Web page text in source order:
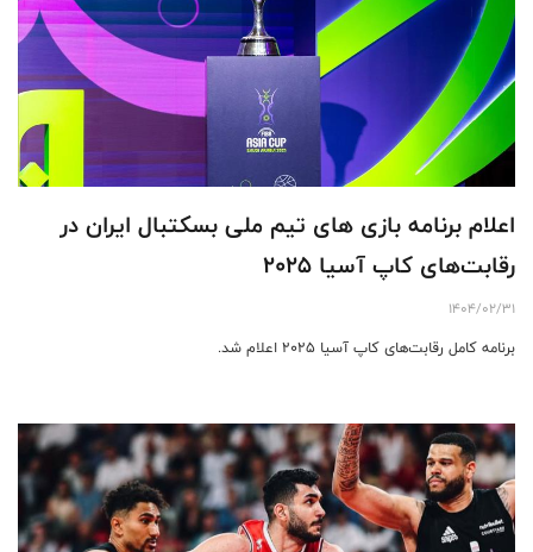
اعلام برنامه بازی های تیم ملی بسکتبال ایران در
رقابت‌های کاپ آسیا ۲۰۲۵
1404/02/31
برنامه کامل رقابت‌های کاپ آسیا ۲۰۲۵ اعلام شد.